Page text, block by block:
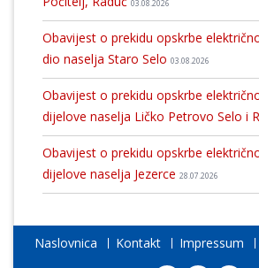
03.08.2026
Obavijest o prekidu opskrbe
dio naselja Staro Selo 03.08.2026
Obavijest o prekidu opskrbe
dijelove naselja Ličko Petrovo Selo i
Obavijest o prekidu opskrbe
dijelove naselja Jezerce 28.07.2026
Naslovnica Kontakt Impressum